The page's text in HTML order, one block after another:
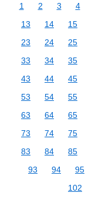
1 2 3 4
13
14 15
23
24 25
33
34 35
43
44 45
53
54 55
63
64 65
73
74 75
83
84 85
93
94 95
102